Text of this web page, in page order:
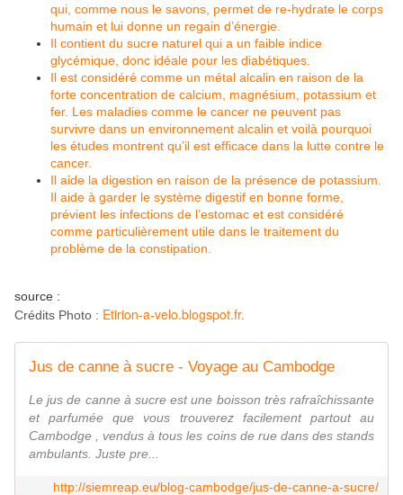
qui, comme nous le savons, permet de re-hydrate le corps
humain et lui donne un regain d’énergie.
Il contient du sucre naturel qui a un faible indice
glycémique, donc idéale pour les diabétiques.
Il est considéré comme un métal alcalin en raison de la
forte concentration de calcium, magnésium, potassium et
fer. Les maladies comme le cancer ne peuvent pas
survivre dans un environnement alcalin et voilà pourquoi
les études montrent qu’il est efficace dans la lutte contre le
cancer.
Il aide la digestion en raison de la présence de potassium.
Il aide à garder le système digestif en bonne forme,
prévient les infections de l’estomac et est considéré
comme particulièrement utile dans le traitement du
problème de la constipation.
source :
Crédits Photo : Etirion-a-velo.blogspot.fr.
Jus de canne à sucre - Voyage au Cambodge
Le jus de canne à sucre est une boisson très rafraîchissante
et parfumée que vous trouverez facilement partout au
Cambodge , vendus à tous les coins de rue dans des stands
ambulants. Juste pre...
http://siemreap.eu/blog-cambodge/jus-de-canne-a-sucre/